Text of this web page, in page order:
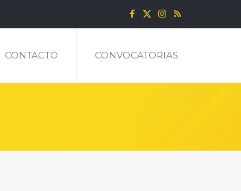
CONTACTO CONVOCATORIAS